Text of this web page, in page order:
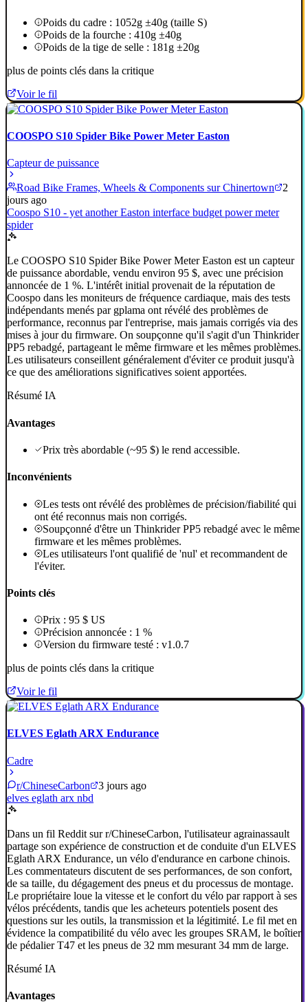
Poids du cadre : 1052g ±40g (taille S)
Poids de la fourche : 410g ±40g
Poids de la tige de selle : 181g ±20g
plus de points clés dans la critique
Voir le fil
COOSPO S10 Spider Bike Power Meter Easton
Capteur de puissance
Road Bike Frames, Wheels & Components sur Chinertown
2
jours ago
Coospo S10 - yet another Easton interface budget power meter
spider
Le COOSPO S10 Spider Bike Power Meter Easton est un capteur
de puissance abordable, vendu environ 95 $, avec une précision
annoncée de 1 %. L'intérêt initial provenait de la réputation de
Coospo dans les moniteurs de fréquence cardiaque, mais des tests
indépendants menés par gplama ont révélé des problèmes de
performance, reconnus par l'entreprise, mais jamais corrigés via des
mises à jour du firmware. On soupçonne qu'il s'agit d'un Thinkrider
PP5 rebadgé, partageant le même firmware et les mêmes problèmes.
Les utilisateurs conseillent généralement d'éviter ce produit jusqu'à
ce que des améliorations significatives soient apportées.
Résumé IA
Avantages
Prix très abordable (~95 $) le rend accessible.
Inconvénients
Les tests ont révélé des problèmes de précision/fiabilité qui
ont été reconnus mais non corrigés.
Soupçonné d'être un Thinkrider PP5 rebadgé avec le même
firmware et les mêmes problèmes.
Les utilisateurs l'ont qualifié de 'nul' et recommandent de
l'éviter.
Points clés
Prix : 95 $ US
Précision annoncée : 1 %
Version du firmware testé : v1.0.7
plus de points clés dans la critique
Voir le fil
ELVES Eglath ARX Endurance
Cadre
r/ChineseCarbon
3 jours ago
elves eglath arx nbd
Dans un fil Reddit sur r/ChineseCarbon, l'utilisateur agrainassault
partage son expérience de construction et de conduite d'un ELVES
Eglath ARX Endurance, un vélo d'endurance en carbone chinois.
Les commentateurs discutent de ses performances, de son confort,
de sa taille, du dégagement des pneus et du processus de montage.
Le propriétaire loue la vitesse et le confort du vélo par rapport à ses
vélos précédents, tandis que les acheteurs potentiels posent des
questions sur les outils, la transmission et la légitimité. Le fil met en
évidence la compatibilité du vélo avec les groupes SRAM, le boîtier
de pédalier T47 et les pneus de 32 mm mesurant 34 mm de large.
Résumé IA
Avantages